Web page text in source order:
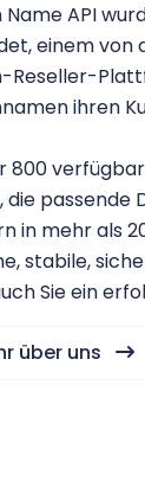
Name API
einem von
Reseller-
ihren
800
die passende
in mehr als
stabile,
Sie ein
über uns